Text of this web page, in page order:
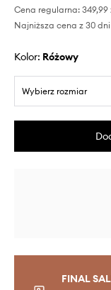
Cena regularna: 349,99
Najniższa cena z 30
Kolor: różowy
Wybierz rozmiar
FINAL